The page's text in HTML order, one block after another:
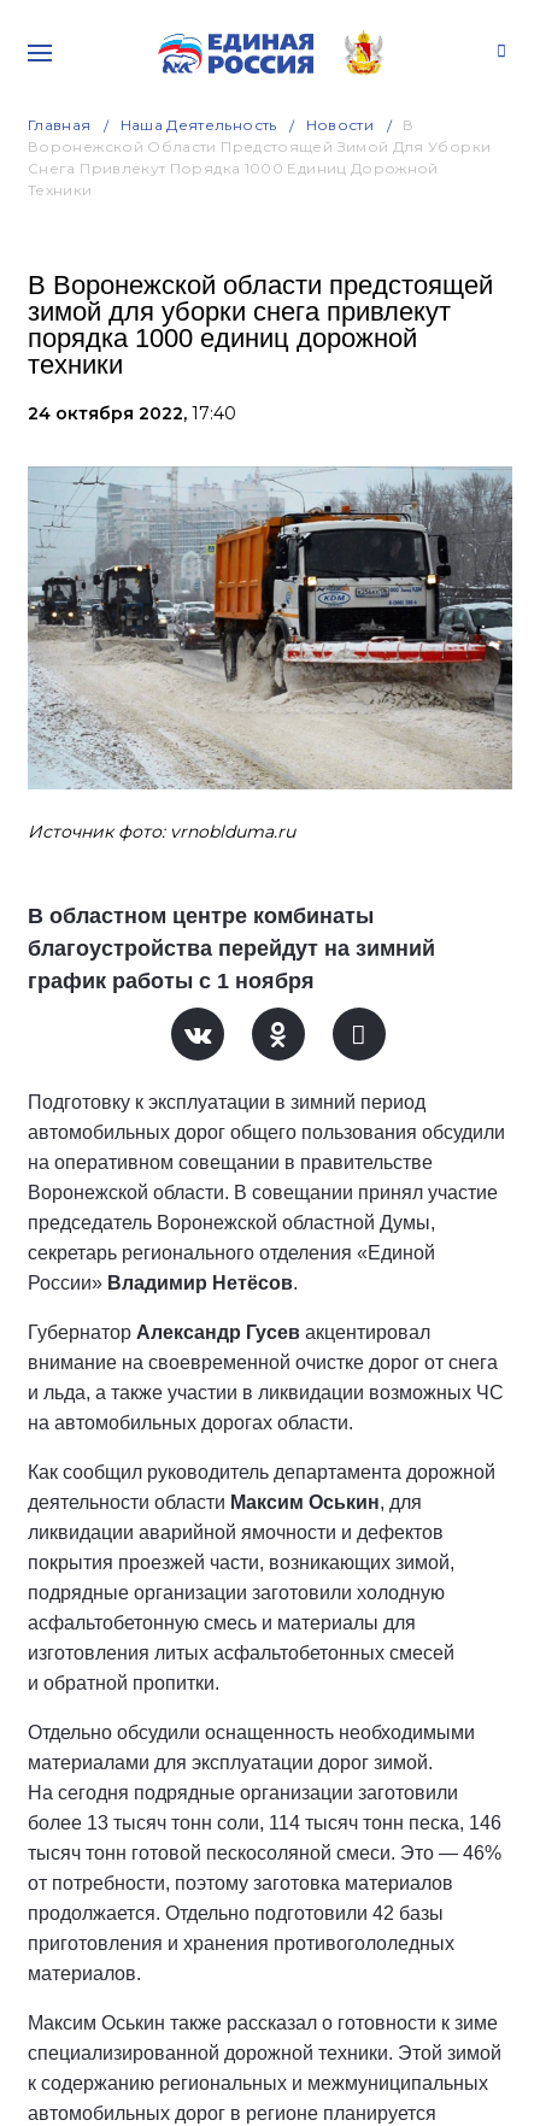
Главная Наша Деятельность Новости
В
Воронежской Области Предстоящей Зимой Для Уборки
Снега Привлекут Порядка 1000 Единиц Дорожной
Техники
В Воронежской области предстоящей
зимой для уборки снега привлекут
порядка 1000 единиц дорожной
техники
24 октября 2022, 17:40
Источник фото: vrnoblduma.ru
В областном центре комбинаты
благоустройства перейдут на зимний
график работы с 1 ноября
Подготовку к эксплуатации в зимний период
автомобильных дорог общего пользования обсудили
на оперативном совещании в правительстве
Воронежской области. В совещании принял участие
председатель Воронежской областной Думы,
секретарь регионального отделения «Единой
России» Владимир Нетёсов.
Губернатор Александр Гусев акцентировал
внимание на своевременной очистке дорог от снега
и льда, а также участии в ликвидации возможных ЧС
на автомобильных дорогах области.
Как сообщил руководитель департамента дорожной
деятельности области Максим Оськин, для
ликвидации аварийной ямочности и дефектов
покрытия проезжей части, возникающих зимой,
подрядные организации заготовили холодную
асфальтобетонную смесь и материалы для
изготовления литых асфальтобетонных смесей
и обратной пропитки.
Отдельно обсудили оснащенность необходимыми
материалами для эксплуатации дорог зимой.
На сегодня подрядные организации заготовили
более 13 тысяч тонн соли, 114 тысяч тонн песка, 146
тысяч тонн готовой пескосоляной смеси. Это — 46%
от потребности, поэтому заготовка материалов
продолжается. Отдельно подготовили 42 базы
приготовления и хранения противогололедных
материалов.
Максим Оськин также рассказал о готовности к зиме
специализированной дорожной техники. Этой зимой
к содержанию региональных и межмуниципальных
автомобильных дорог в регионе планируется